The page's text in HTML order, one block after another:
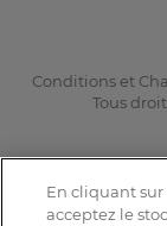
Conditions et
Tous
En cliquant sur
acceptez le